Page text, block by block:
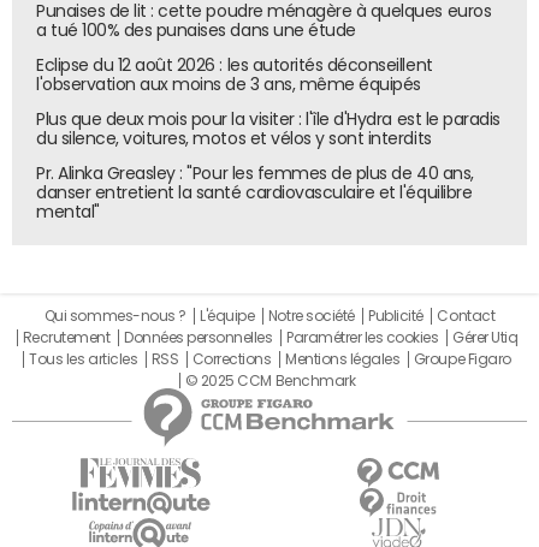
Punaises de lit : cette poudre ménagère à quelques euros
a tué 100% des punaises dans une étude
Eclipse du 12 août 2026 : les autorités déconseillent
l'observation aux moins de 3 ans, même équipés
Plus que deux mois pour la visiter : l'île d'Hydra est le paradis
du silence, voitures, motos et vélos y sont interdits
Pr. Alinka Greasley : "Pour les femmes de plus de 40 ans,
danser entretient la santé cardiovasculaire et l'équilibre
mental"
Qui sommes-nous ? L'équipe Notre société Publicité
Contact
Recrutement
Données personnelles Paramétrer les cookies
Gérer Utiq
Tous les articles
RSS Corrections Mentions légales
Groupe Figaro
© 2025 CCM Benchmark